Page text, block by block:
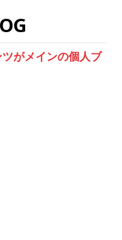
がメインの個人ブ